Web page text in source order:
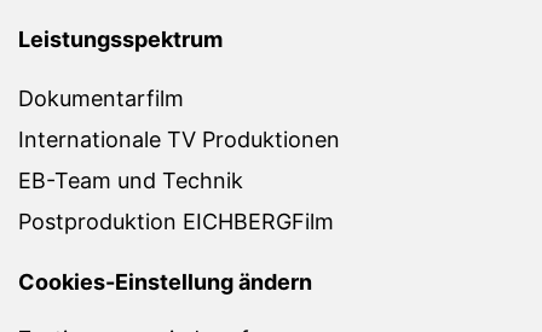
Leistungsspektrum
Dokumentarfilm
Internationale TV Produktionen
EB-Team und Technik
Postproduktion EICHBERGFilm
Cookies-Einstellung ändern